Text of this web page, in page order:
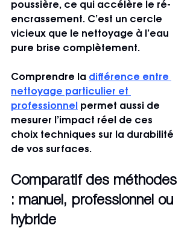
poussière, ce qui accélère le ré-
encrassement. C’est un cercle
vicieux que le nettoyage à l’eau
pure brise complètement.
Comprendre la différence entre
nettoyage particulier et
professionnel
permet aussi de
mesurer l’impact réel de ces
choix techniques sur la durabilité
de vos surfaces.
Comparatif des méthodes
: manuel, professionnel ou
hybride